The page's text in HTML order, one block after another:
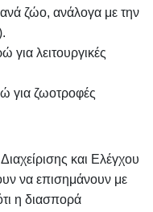
ζώο, ανάλογα με την
για λειτουργικές
για ζωοτροφές
και Ελέγχου
να επισημάνουν με
η διασπορά